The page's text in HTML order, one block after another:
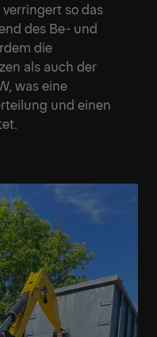
so das
des Be- und
die
als auch der
was eine
und einen